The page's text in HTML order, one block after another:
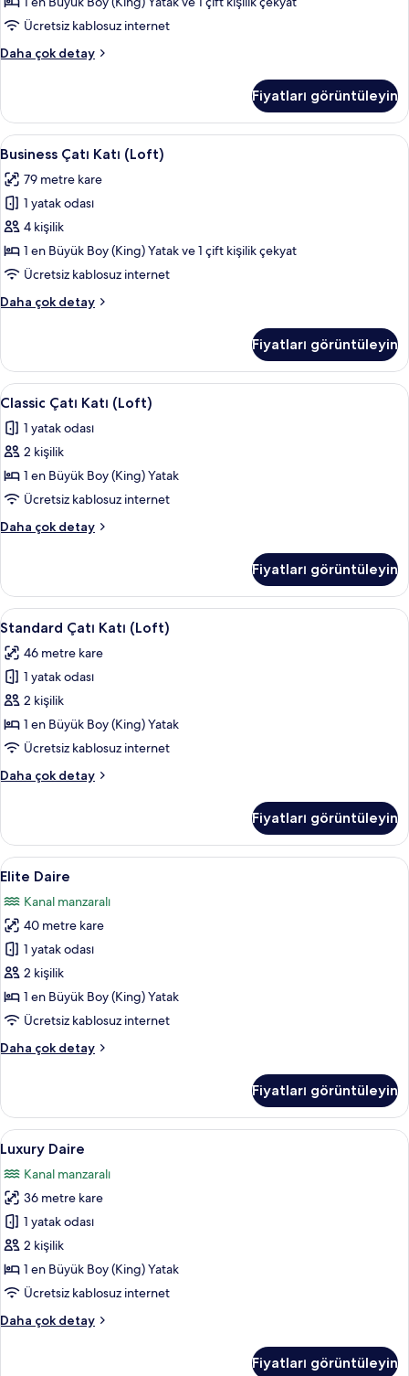
tüm
fotoğrafları
görün
Ücretsiz kablosuz internet
Daha çok detay
Classic
hakkında
daha
fazla
Fiyatları görüntüleyin
Business
Çatı
Katı
(Loft)
için
tüm
fotoğrafları
Business Çatı Katı (Loft) | Anti
19
Business Çatı Katı (Loft)
79 metre kare
1 yatak odası
4 kişilik
1 en Büyük Boy (King) Yatak ve 1 çift kişilik çekyat
Ücretsiz kablosuz internet
Daha çok detay
Business
hakkında
daha
fazla
Fiyatları görüntüleyin
Classic
Çatı
Katı
(Loft)
için
tüm
fotoğrafları
görün
Classic Çatı Katı (Loft) | Anti alerjik
13
Classic Çatı Katı (Loft)
1 yatak odası
2 kişilik
1 en Büyük Boy (King) Yatak
Ücretsiz kablosuz internet
Daha çok detay
Classic
hakkında
daha
fazla
Fiyatları görüntüleyin
Standard
Çatı
Katı
(Loft)
için
tüm
fotoğrafları
Standard Çatı Katı (Loft) | Anti
15
Standard Çatı Katı (Loft)
46 metre kare
1 yatak odası
2 kişilik
1 en Büyük Boy (King) Yatak
Ücretsiz kablosuz internet
Daha çok detay
Standard
hakkında
daha
fazla
Fiyatları görüntüleyin
Elite
Daire
için
tüm
fotoğrafları
görün
Elite Daire | Anti alerjik yatak
12
Elite Daire
Kanal manzaralı
40 metre kare
1 yatak odası
2 kişilik
1 en Büyük Boy (King) Yatak
Ücretsiz kablosuz internet
Daha çok detay
Elite
fazla
detay
Fiyatları görüntüleyin
Luxury
Daire
için
tüm
fotoğrafları
görün
Luxury Daire | Anti alerjik yatak
15
Luxury Daire
Kanal manzaralı
36 metre kare
1 yatak odası
2 kişilik
1 en Büyük Boy (King) Yatak
Ücretsiz kablosuz internet
Daha çok detay
Luxury
Fiyatları görüntüleyin